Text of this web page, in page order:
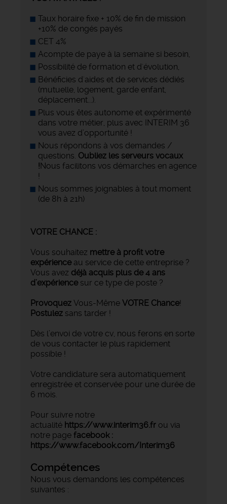
Taux horaire fixe + 10% de fin de mission
+10% de congés payés
CET 4%
Acompte de paye à la semaine si besoin,
Possibilité de formation et d'évolution,
Bénéficies d'aides et de services dédiés
(mutuelle, logement, garde enfant,
déplacement...).
Plus vous êtes autonome et expérimenté
dans votre métier, plus avec INTERIM 36
vous avez d’opportunité !
Nous répondons à vos demandes /
questions. Oubliez les serveurs vocaux
!Nous facilitons vos démarches en agence
!
Nous sommes joignables à tout moment
(de 8h à 21h)
VOTRE CHANCE :
Vous souhaitez mettre à profit votre
expérience au service de cette entreprise ?
Vous avez déjà acquis plus de 4 ans
d’expérience sur ce type de poste ?
Provoquez Vous-Même VOTRE Chance!
Postulez sans tarder !
Dès l’envoi de votre cv, nous ferons en sorte
de vous contacter le plus rapidement
possible !
Votre candidature sera automatiquement
enregistrée et conservée pour une durée de
6 mois.
Pour suivre notre
actualité https://www.interim36.fr ou via
notre page facebook :
https://www.facebook.com/Interim36
Compétences
Nous vous demandons les compétences
suivantes :